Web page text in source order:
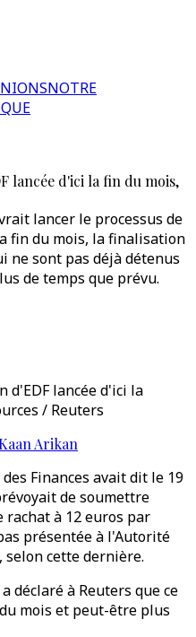
NOTRE
lancée d'ici la fin du mois,
lancer le processus de
fin du mois, la finalisation
ne sont pas déjà détenus
de temps que prévu.
d'EDF lancée d'ici la
/ Reuters
Arikan
Finances avait dit le 19
de soumettre
à 12 euros par
présentée à l'Autorité
selon cette dernière.
déclaré à Reuters que ce
mois et peut-être plus